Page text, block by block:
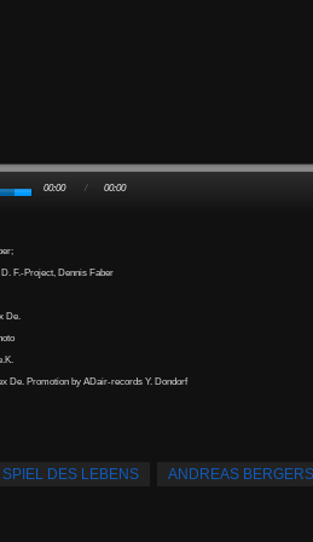
00:00 / 00:00
F.-Project, Dennis Faber
De.
De. Promotion by ADair-records Y. Dondorf
SPIEL DES LEBENS ANDREAS